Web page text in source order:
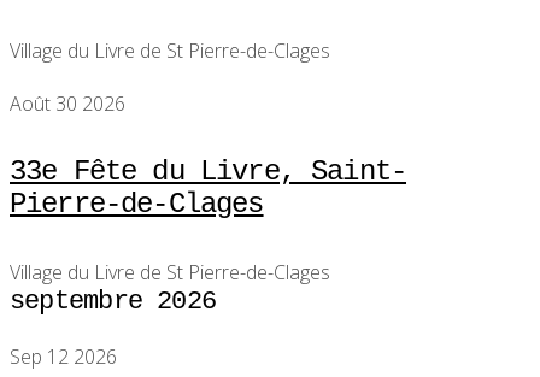
Village du Livre de St Pierre-de-Clages
Août 30 2026
33e Fête du Livre, Saint-
Pierre-de-Clages
Village du Livre de St Pierre-de-Clages
septembre 2026
Sep 12 2026